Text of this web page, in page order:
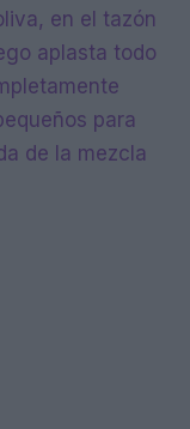
en el tazón
aplasta todo
para
de la mezcla